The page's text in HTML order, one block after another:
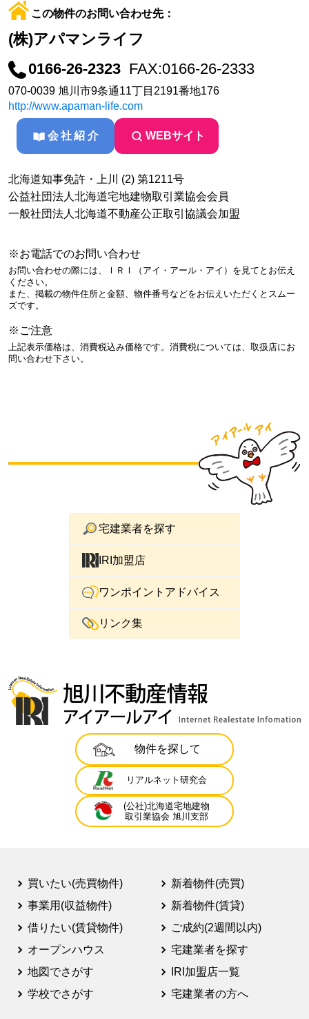
この物件のお問い合わせ先：
(株)アパマンライフ
0166-26-2323 FAX:0166-26-2333
070-0039 旭川市9条通11丁目2191番地176
http://www.apaman-life.com
会社紹介 WEBサイト
北海道知事免許・上川 (2) 第1211号
公益社団法人北海道宅地建物取引業協会会員
一般社団法人北海道不動産公正取引協議会加盟
※お電話でのお問い合わせ
お問い合わせの際には、ＩＲＩ（アイ・アール・アイ）を見てとお伝え
ください。
また、掲載の物件住所と金額、物件番号などをお伝えいただくとスムー
ズです。
※ご注意
上記表示価格は、消費税込み価格です。消費税については、取扱店にお
問い合わせ下さい。
宅建業者を探す
IRI加盟店
ワンポイントアドバイス
リンク集
物件を探して
リアルネット研究会
(公社)北海道宅地建物
取引業協会 旭川支部
買いたい(売買物件)
事業用(収益物件)
借りたい(賃貸物件)
オープンハウス
地図でさがす
学校でさがす
新着物件(売買)
新着物件(賃貸)
ご成約(2週間以内)
宅建業者を探す
IRI加盟店一覧
宅建業者の方へ